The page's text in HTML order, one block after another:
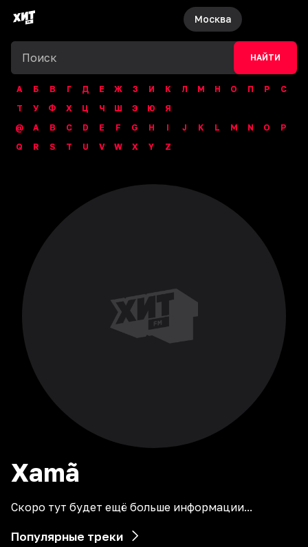
Москва
НАЙТИ
А Б В Г Д Е Ж З И К Л М Н О П Р
С
Т
У Ф Х Ц Ч Ш Э Ю
Я
@
A B C D E F G H I J K L M N O
P
Q
R S T U V W X Y Z
Xamã
Скоро тут будет ещё больше информации...
Популярные треки